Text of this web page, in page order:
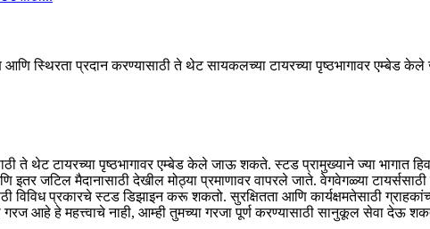
स्थिरता प्रदान करण्यासाठी ते थेट सायकलच्या टायरच्या पृष्ठभागावर एम्बेड
ते थेट टायरच्या पृष्ठभागावर एम्बेड केले जाऊ शकते. स्टड प्रामुख्याने ज्या
इतर जटिल मैदानासाठी देखील मोठ्या प्रमाणावर वापरले जाते. वेगवेगळ्या
विविध प्रकारचे स्टड डिझाइन करू शकतो. सुरक्षितता आणि कार्यक्षमतेसाठी
आहे हे महत्त्वाचे नाही, आम्ही तुमच्या गरजा पूर्ण करण्यासाठी सानुकूल सेवा देऊ